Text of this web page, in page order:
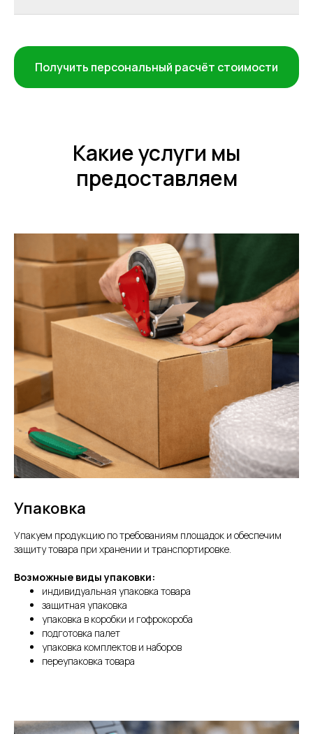
Получить персональный расчёт стоимости
Какие услуги мы
предоставляем
Упаковка
Упакуем продукцию по требованиям площадок и обеспечим
защиту товара при хранении и транспортировке.
Возможные виды упаковки:
индивидуальная упаковка товара
защитная упаковка
упаковка в коробки и гофрокороба
подготовка палет
упаковка комплектов и наборов
переупаковка товара